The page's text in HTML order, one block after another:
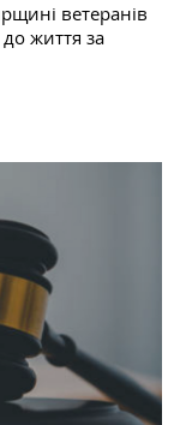
ветеранів
життя за